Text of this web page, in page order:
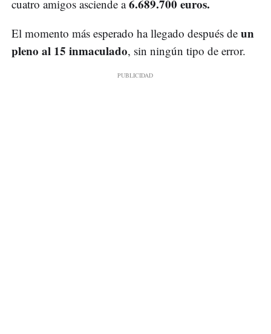
cuatro amigos asciende a6.689.700 euros.
El momento más esperado ha llegado después de un
pleno al 15 inmaculado, sin ningún tipo de error.